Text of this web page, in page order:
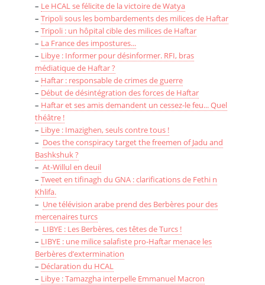
– Le HCAL se félicite de la victoire de Watya
– Tripoli sous les bombardements des milices de Haftar
– Tripoli : un hôpital cible des milices de Haftar
– La France des impostures...
– Libye : Informer pour désinformer. RFI, bras
médiatique de Haftar ?
– Haftar : responsable de crimes de guerre
– Début de désintégration des forces de Haftar
– Haftar et ses amis demandent un cessez-le feu... Quel
théâtre !
– Libye : Imazighen, seuls contre tous !
– Does the conspiracy target the freemen of Jadu and
Bashkshuk ?
– At-Willul en deuil
– Tweet en tifinagh du GNA : clarifications de Fethi n
Khlifa.
– Une télévision arabe prend des Berbères pour des
mercenaires turcs
– LIBYE : Les Berbères, ces têtes de Turcs !
– LIBYE : une milice salafiste pro-Haftar menace les
Berbères d’extermination
– Déclaration du HCAL
– Libye : Tamazgha interpelle Emmanuel Macron